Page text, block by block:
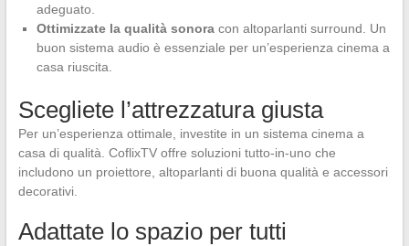
adeguato.
Ottimizzate la qualità sonoracon altoparlanti surround. Un
buon sistema audio è essenziale per un’esperienza cinema a
casa riuscita.
Scegliete l’attrezzatura giusta
Per un’esperienza ottimale, investite in un sistema cinema a
casa di qualità. CoflixTV offre soluzioni tutto-in-uno che
includono un proiettore, altoparlanti di buona qualità e accessori
decorativi.
Adattate lo spazio per tutti